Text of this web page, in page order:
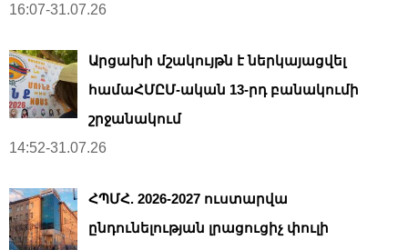
16:07-31.07.26
Արցախի մշակույթն է ներկայացվել
համաՀՄԸՄ-ական 13-րդ բանակումի
շրջանակում
14:52-31.07.26
ՀՊՄՀ. 2026-2027 ուստարվա
ընդունելության լրացուցիչ փուլի